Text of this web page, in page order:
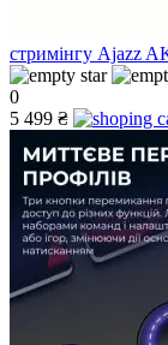
стримінгу Ajazz
0
5 499 ₴